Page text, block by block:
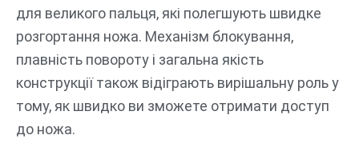
для великого пальця, які полегшують швидке
розгортання ножа. Механізм блокування,
плавність повороту і загальна якість
конструкції також відіграють вирішальну роль у
тому, як швидко ви зможете отримати доступ
до ножа.